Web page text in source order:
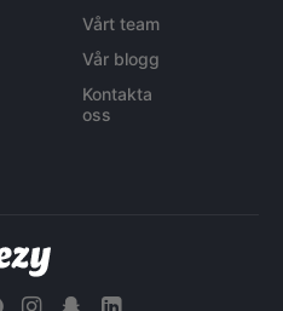
Vårt team
Vår blogg
Kontakta
oss